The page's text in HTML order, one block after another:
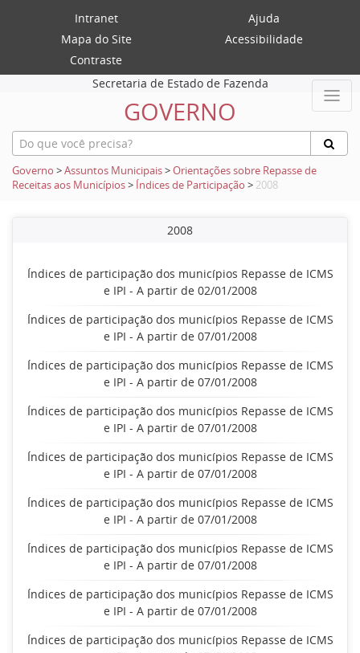
Intranet
Ajuda
Mapa do Site
Acessibilidade
Contraste
Secretaria de Estado de Fazenda
GOVERNO
Governo >Assuntos Municipais>Orientações sobre Repasse de
Receitas aos Municípios> Índices de Participação > 2008
2008
Índices de participação dos municípios Repasse de ICMS
e IPI - A partir de 02/01/2008
Índices de participação dos municípios Repasse de ICMS
e IPI - A partir de 07/01/2008
Índices de participação dos municípios Repasse de ICMS
e IPI - A partir de 07/01/2008
Índices de participação dos municípios Repasse de ICMS
e IPI - A partir de 07/01/2008
Índices de participação dos municípios Repasse de ICMS
e IPI - A partir de 07/01/2008
Índices de participação dos municípios Repasse de ICMS
e IPI - A partir de 07/01/2008
Índices de participação dos municípios Repasse de ICMS
e IPI - A partir de 07/01/2008
Índices de participação dos municípios Repasse de ICMS
e IPI - A partir de 07/01/2008
Índices de participação dos municípios Repasse de ICMS